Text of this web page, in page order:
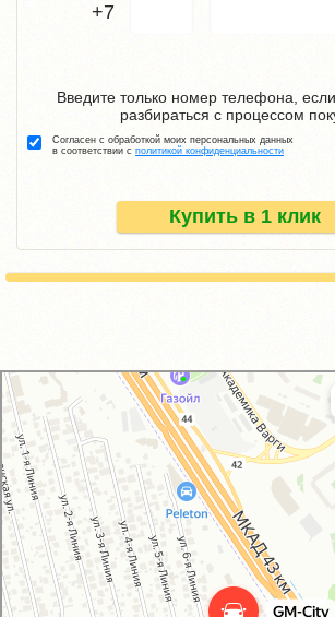
+7
Купить в 1 клик
Введите только номер телефона,
разбираться с процессом
Согласен с обработкой моих персональных данных
в соответствии с политикой конфиденциальности
GM-City&VAG-Repair
Автосервис, автотехцентр в Москве
Магазин автозапчастей и автотоваров в Москве